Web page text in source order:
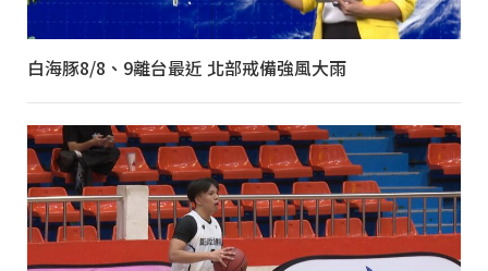
白海豚8/8、9離台最近 北部戒備強風大雨